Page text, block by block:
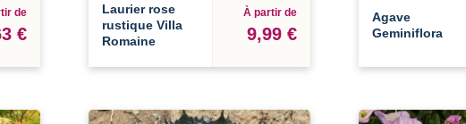
de
€
Laurier rose
rustique Villa
Romaine
À partir de
9,99 €
Agave
Geminiflora